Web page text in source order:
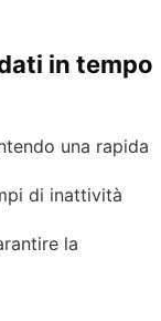
in tempo
una rapida
di inattività
la